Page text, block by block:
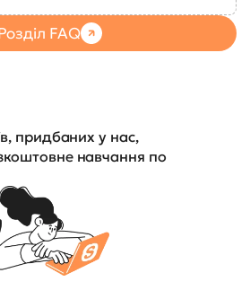
FAQ
придбаних у нас,
навчання по